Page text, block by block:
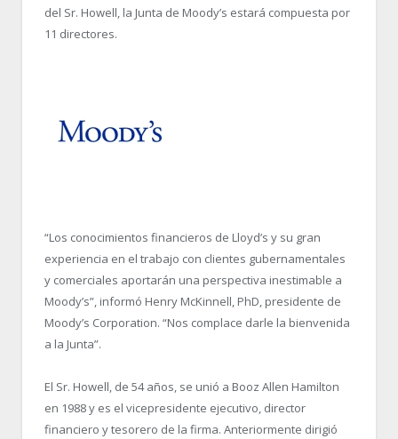
del Sr. Howell, la Junta de Moody’s estará compuesta por
11 directores.
“Los conocimientos financieros de Lloyd’s y su gran
experiencia en el trabajo con clientes gubernamentales
y comerciales aportarán una perspectiva inestimable a
Moody’s”, informó Henry McKinnell, PhD, presidente de
Moody’s Corporation. “Nos complace darle la bienvenida
a la Junta”.
El Sr. Howell, de 54 años, se unió a Booz Allen Hamilton
en 1988 y es el vicepresidente ejecutivo, director
financiero y tesorero de la firma. Anteriormente dirigió